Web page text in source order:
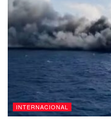
debido al uso de agua “de
las tropas rusas, ya que las
inundaciones han
embotellada o purificada a
ucraniano enfatizó la
los residentes de la región
extremadamente atentos
INTERNACIONAL